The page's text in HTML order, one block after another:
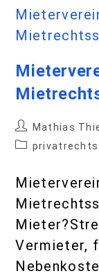
Mathias
Vermieter,